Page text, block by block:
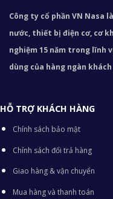
Công ty cổ phần VN Nasa
nước, thiết bị điện cơ, cơ
nghiệm 15 năm trong lĩnh
dùng của hàng ngàn
HỖ TRỢ KHÁCH HÀNG
Chính sách bảo mật
Chính sách đổi trả hàng
Giao hàng & vận chuyển
Mua hàng và thanh toán